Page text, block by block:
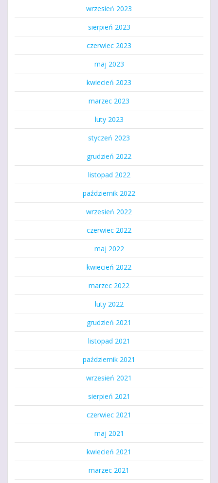
wrzesień 2023
sierpień 2023
czerwiec 2023
maj 2023
kwiecień 2023
marzec 2023
luty 2023
styczeń 2023
grudzień 2022
listopad 2022
październik 2022
wrzesień 2022
czerwiec 2022
maj 2022
kwiecień 2022
marzec 2022
luty 2022
grudzień 2021
listopad 2021
październik 2021
wrzesień 2021
sierpień 2021
czerwiec 2021
maj 2021
kwiecień 2021
marzec 2021